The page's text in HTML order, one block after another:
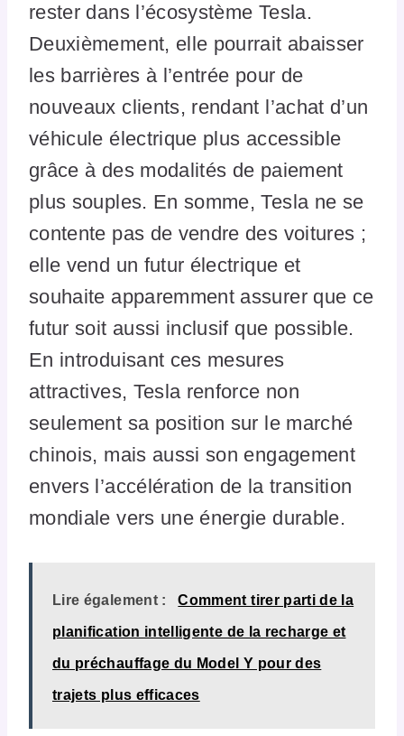
rester dans l’écosystème Tesla.
Deuxièmement, elle pourrait abaisser
les barrières à l’entrée pour de
nouveaux clients, rendant l’achat d’un
véhicule électrique plus accessible
grâce à des modalités de paiement
plus souples. En somme, Tesla ne se
contente pas de vendre des voitures ;
elle vend un futur électrique et
souhaite apparemment assurer que ce
futur soit aussi inclusif que possible.
En introduisant ces mesures
attractives, Tesla renforce non
seulement sa position sur le marché
chinois, mais aussi son engagement
envers l’accélération de la transition
mondiale vers une énergie durable.
Lire également : Comment tirer parti de la
planification intelligente de la recharge et
du préchauffage du Model Y pour des
trajets plus efficaces